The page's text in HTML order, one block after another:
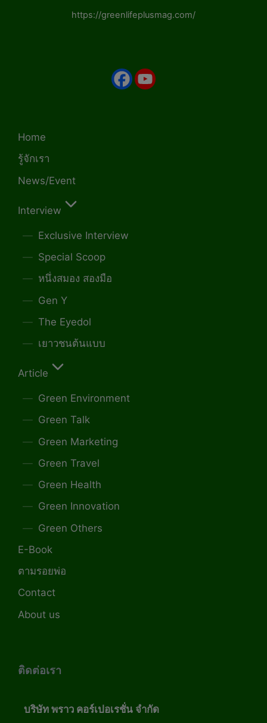
https://greenlifeplusmag.com/
Home
รู้จักเรา
News/Event
Interview
Exclusive Interview
Special Scoop
หนึ่งสมอง สองมือ
Gen Y
The Eyedol
เยาวชนต้นแบบ
Article
Green Environment
Green Talk
Green Marketing
Green Travel
Green Health
Green Innovation
Green Others
E-Book
ตามรอยพ่อ
Contact
About us
ติดต่อเรา
บริษัท พราว คอร์เปอเรชั่น จำกัด